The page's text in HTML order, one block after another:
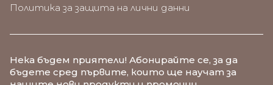
Политика за защита на лични данни
Нека бъдем приятели! Абонирайте се, за да
бъдете сред първите, които ще научат за